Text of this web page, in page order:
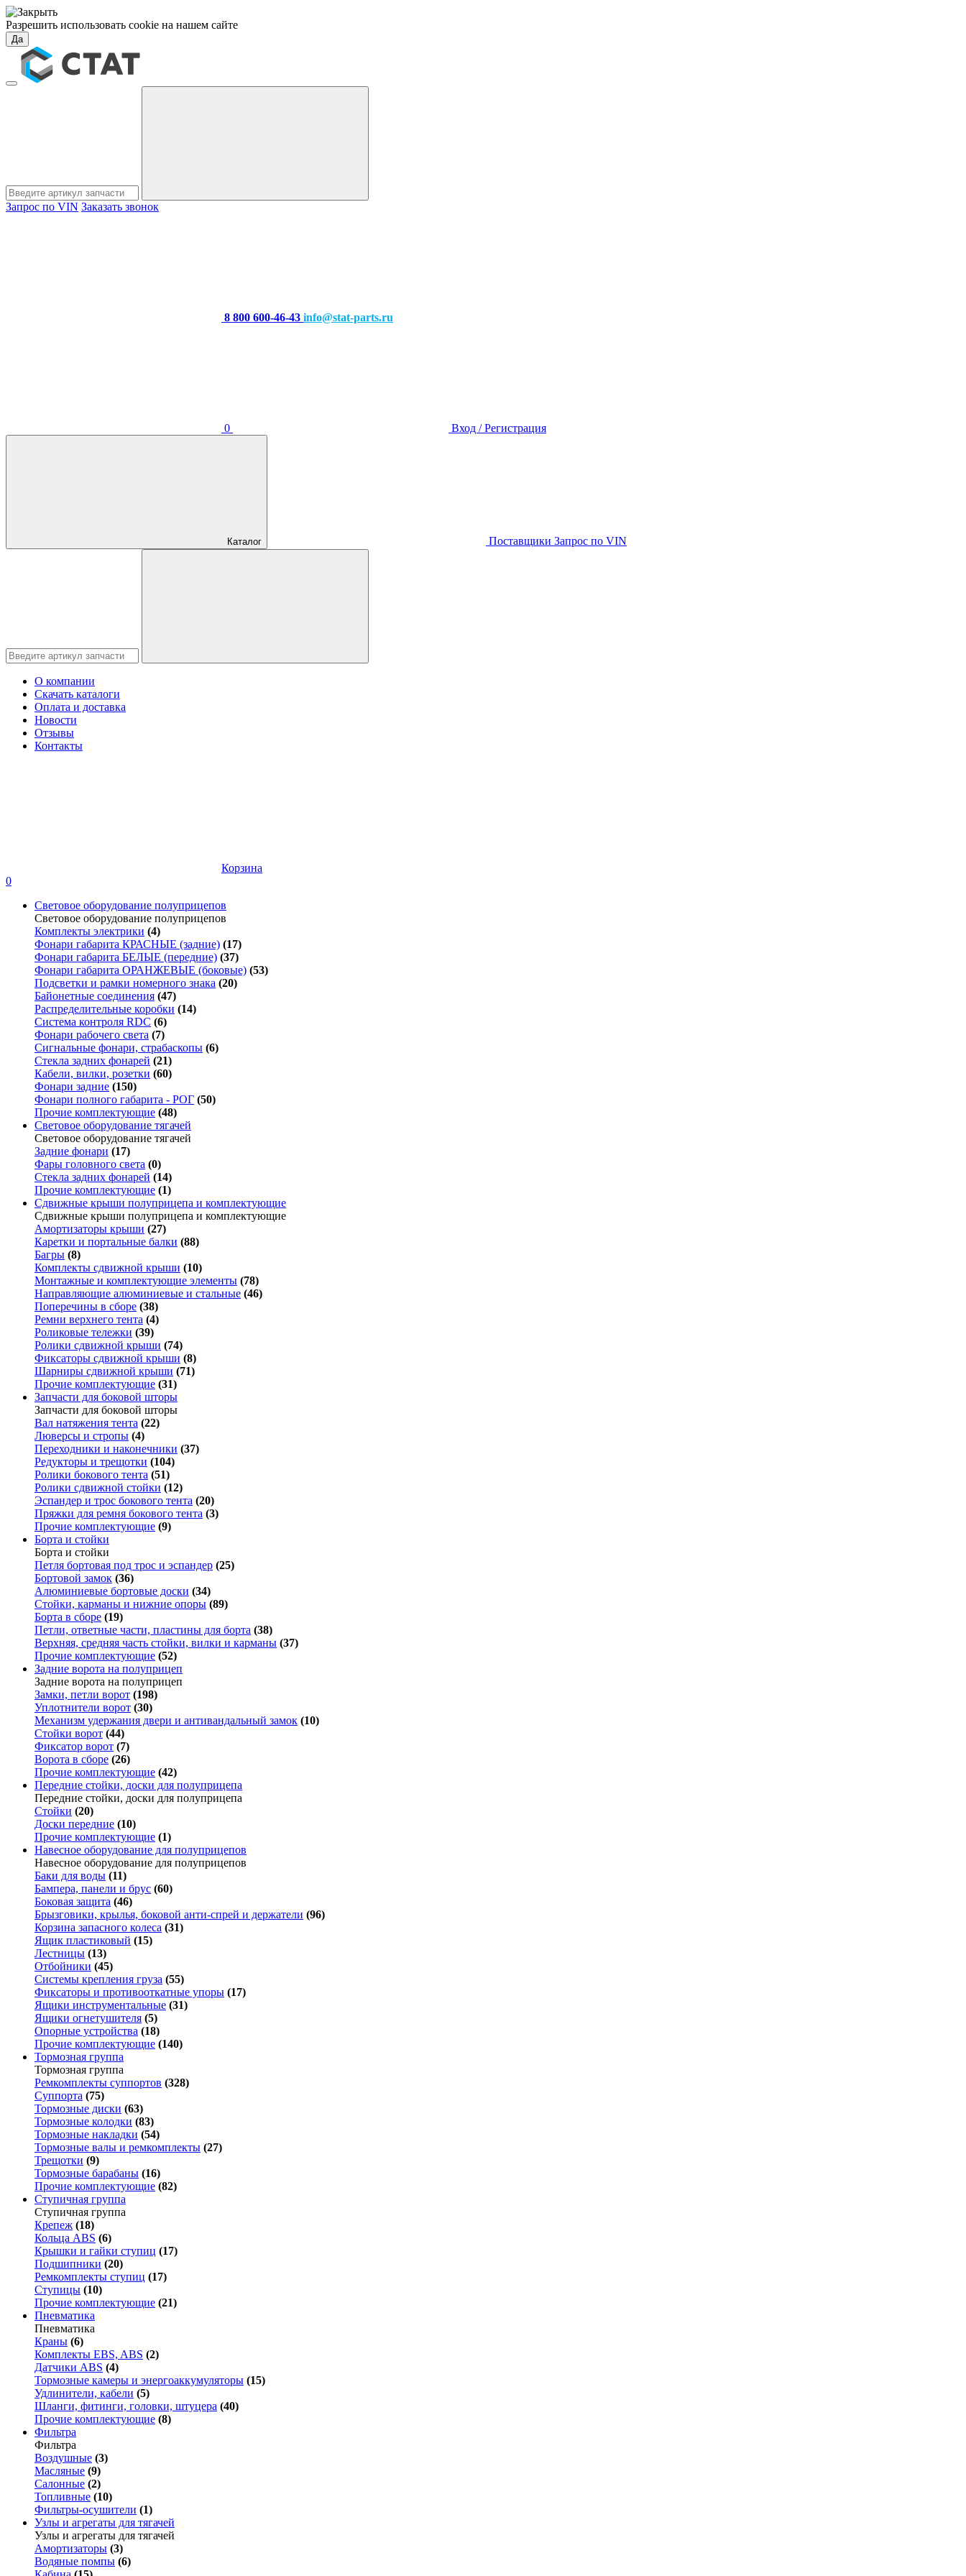
Разрешить использовать cookie на нашем сайте
Да
Запрос по VIN Заказать звонок
8 800 600-46-43 info@stat-parts.ru
0 Вход / Регистрация
Каталог Поставщики Запрос по VIN
О компании
Скачать каталоги
Оплата и доставка
Новости
Отзывы
Контакты
Корзина
0
Световое оборудование полуприцепов
Световое оборудование полуприцепов
Комплекты электрики (4)
Фонари габарита КРАСНЫЕ (задние) (17)
Фонари габарита БЕЛЫЕ (передние) (37)
Фонари габарита ОРАНЖЕВЫЕ (боковые) (53)
Подсветки и рамки номерного знака (20)
Байонетные соединения (47)
Распределительные коробки (14)
Система контроля RDC (6)
Фонари рабочего света (7)
Сигнальные фонари, страбаскопы (6)
Стекла задних фонарей (21)
Кабели, вилки, розетки (60)
Фонари задние (150)
Фонари полного габарита - РОГ (50)
Прочие комплектующие (48)
Световое оборудование тягачей
Световое оборудование тягачей
Задние фонари (17)
Фары головного света (0)
Стекла задних фонарей (14)
Прочие комплектующие (1)
Сдвижные крыши полуприцепа и комплектующие
Сдвижные крыши полуприцепа и комплектующие
Амортизаторы крыши (27)
Каретки и портальные балки (88)
Багры (8)
Комплекты сдвижной крыши (10)
Монтажные и комплектующие элементы (78)
Направляющие алюминиевые и стальные (46)
Поперечины в сборе (38)
Ремни верхнего тента (4)
Роликовые тележки (39)
Ролики сдвижной крыши (74)
Фиксаторы сдвижной крыши (8)
Шарниры сдвижной крыши (71)
Прочие комплектующие (31)
Запчасти для боковой шторы
Запчасти для боковой шторы
Вал натяжения тента (22)
Люверсы и стропы (4)
Переходники и наконечники (37)
Редукторы и трещотки (104)
Ролики бокового тента (51)
Ролики сдвижной стойки (12)
Эспандер и трос бокового тента (20)
Пряжки для ремня бокового тента (3)
Прочие комплектующие (9)
Борта и стойки
Борта и стойки
Петля бортовая под трос и эспандер (25)
Бортовой замок (36)
Алюминиевые бортовые доски (34)
Стойки, карманы и нижние опоры (89)
Борта в сборе (19)
Петли, ответные части, пластины для борта (38)
Верхняя, средняя часть стойки, вилки и карманы (37)
Прочие комплектующие (52)
Задние ворота на полуприцеп
Задние ворота на полуприцеп
Замки, петли ворот (198)
Уплотнители ворот (30)
Механизм удержания двери и антивандальный замок (10)
Стойки ворот (44)
Фиксатор ворот (7)
Ворота в сборе (26)
Прочие комплектующие (42)
Передние стойки, доски для полуприцепа
Передние стойки, доски для полуприцепа
Стойки (20)
Доски передние (10)
Прочие комплектующие (1)
Навесное оборудование для полуприцепов
Навесное оборудование для полуприцепов
Баки для воды (11)
Бампера, панели и брус (60)
Боковая защита (46)
Брызговики, крылья, боковой анти-спрей и держатели (96)
Корзина запасного колеса (31)
Ящик пластиковый (15)
Лестницы (13)
Отбойники (45)
Системы крепления груза (55)
Фиксаторы и противооткатные упоры (17)
Ящики инструментальные (31)
Ящики огнетушителя (5)
Опорные устройства (18)
Прочие комплектующие (140)
Тормозная группа
Тормозная группа
Ремкомплекты суппортов (328)
Суппорта (75)
Тормозные диски (63)
Тормозные колодки (83)
Тормозные накладки (54)
Тормозные валы и ремкомплекты (27)
Трещотки (9)
Тормозные барабаны (16)
Прочие комплектующие (82)
Ступичная группа
Ступичная группа
Крепеж (18)
Кольца ABS (6)
Крышки и гайки ступиц (17)
Подшипники (20)
Ремкомплекты ступиц (17)
Ступицы (10)
Прочие комплектующие (21)
Пневматика
Пневматика
Краны (6)
Комплекты EBS, ABS (2)
Датчики ABS (4)
Тормозные камеры и энергоаккумуляторы (15)
Удлинители, кабели (5)
Шланги, фитинги, головки, штуцера (40)
Прочие комплектующие (8)
Фильтра
Фильтра
Воздушные (3)
Масляные (9)
Салонные (2)
Топливные (10)
Фильтры-осушители (1)
Узлы и агрегаты для тягачей
Узлы и агрегаты для тягачей
Амортизаторы (3)
Водяные помпы (6)